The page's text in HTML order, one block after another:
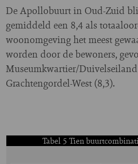
De Apollobuurt in Oud-Zuid
gemiddeld een 8,4 als
woonomgeving het meest
worden door de bewoners,
Museumkwartier/
Grachtengordel-West (8,3).
Tabel 5 Tien